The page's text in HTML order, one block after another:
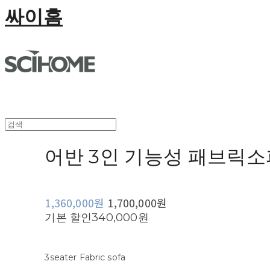
싸이홈
어반 3인 기능성 패브릭
1,360,000원 1,700,000원
기본 할인340,000원
3seater Fabric sofa